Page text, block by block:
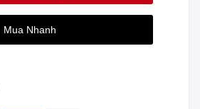
Mua Nhanh